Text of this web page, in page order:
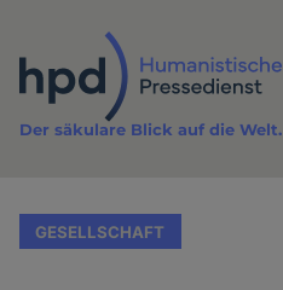
Inhalt
Der säkulare Blick auf die Welt.
GESELLSCHAFT